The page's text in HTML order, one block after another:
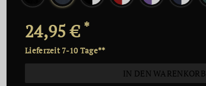
24,95 € *
Lieferzeit 7-10 Tage**
IN DEN WARENKORB